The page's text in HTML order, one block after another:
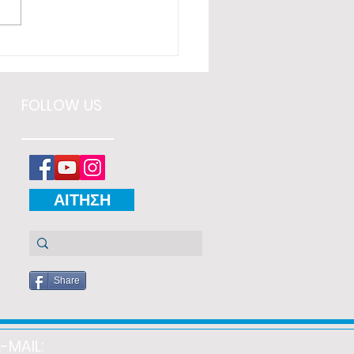
FOLLOW US
ΑΙΤΗΣΗ
Share
MAIL: